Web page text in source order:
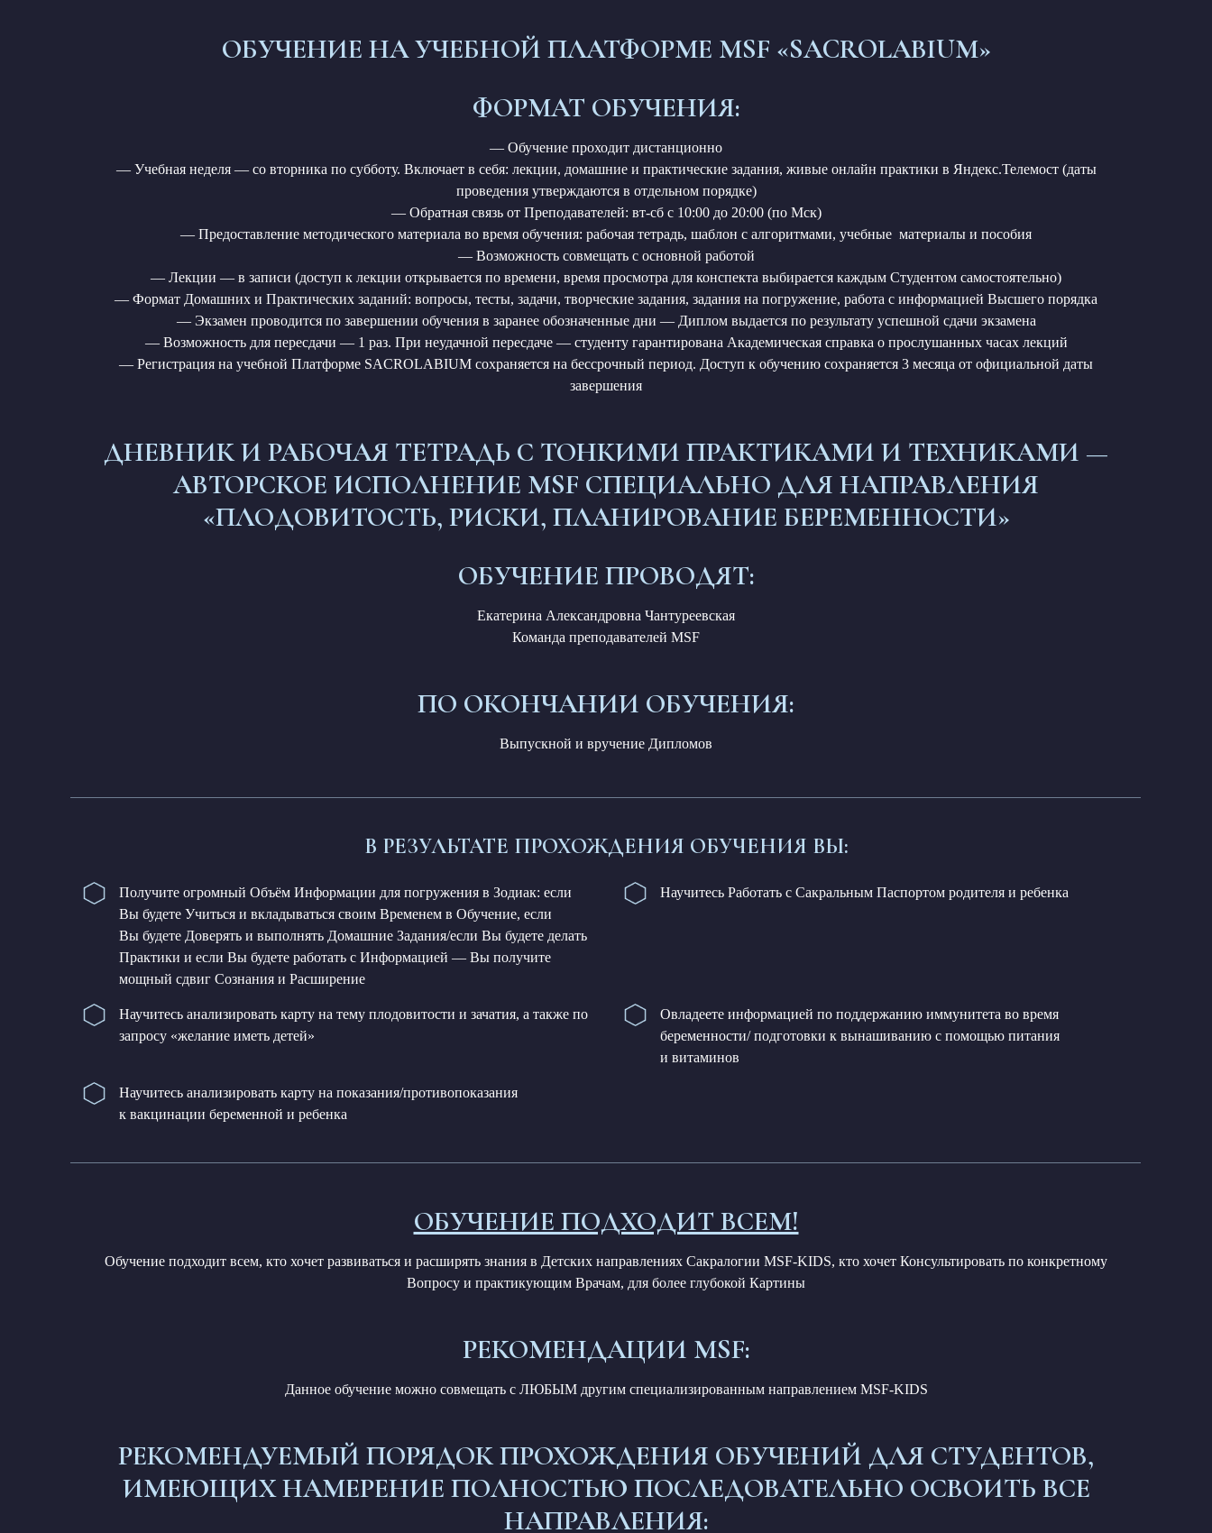
ОБУЧЕНИЕ НА УЧЕБНОЙ ПЛАТФОРМЕ MSF «SACROLABIUM»
ФОРМАТ ОБУЧЕНИЯ:
— Обучение проходит дистанционно
— Учебная неделя — со вторника по субботу. Включает в себя: лекции, домашние и практические задания, живые онлайн практики в Яндекс.Телемост (даты
проведения утверждаются в отдельном порядке)
— Обратная связь от Преподавателей: вт-сб с 10:00 до 20:00 (по Мск)
— Предоставление методического материала во время обучения: рабочая тетрадь, шаблон с алгоритмами, учебные материалы и пособия
— Возможность совмещать с основной работой
— Лекции — в записи (доступ к лекции открывается по времени, время просмотра для конспекта выбирается каждым Студентом самостоятельно)
— Формат Домашних и Практических заданий: вопросы, тесты, задачи, творческие задания, задания на погружение, работа с информацией Высшего порядка
— Экзамен проводится по завершении обучения в заранее обозначенные дни — Диплом выдается по результату успешной сдачи экзамена
— Возможность для пересдачи — 1 раз. При неудачной пересдаче — студенту гарантирована Академическая справка о прослушанных часах лекций
— Регистрация на учебной Платформе SACROLABIUM сохраняется на бессрочный период. Доступ к обучению сохраняется 3 месяца от официальной даты
завершения
ДНЕВНИК И РАБОЧАЯ ТЕТРАДЬ С ТОНКИМИ ПРАКТИКАМИ И ТЕХНИКАМИ —
АВТОРСКОЕ ИСПОЛНЕНИЕ MSF СПЕЦИАЛЬНО ДЛЯ НАПРАВЛЕНИЯ
«ПЛОДОВИТОСТЬ, РИСКИ, ПЛАНИРОВАНИЕ БЕРЕМЕННОСТИ»
ОБУЧЕНИЕ ПРОВОДЯТ:
Екатерина Александровна Чантуреевская
Команда преподавателей MSF
ПО ОКОНЧАНИИ ОБУЧЕНИЯ:
Выпускной и вручение Дипломов
В РЕЗУЛЬТАТЕ ПРОХОЖДЕНИЯ ОБУЧЕНИЯ ВЫ:
Получите огромный Объём Информации для погружения в Зодиак: если
Вы будете Учиться и вкладываться своим Временем в Обучение, если
Вы будете Доверять и выполнять Домашние Задания/если Вы будете делать
Практики и если Вы будете работать с Информацией — Вы получите
мощный сдвиг Сознания и Расширение
Научитесь Работать с Сакральным Паспортом родителя и ребенка
Научитесь анализировать карту на тему плодовитости и зачатия, а также по
запросу «желание иметь детей»
Овладеете информацией по поддержанию иммунитета во время
беременности/ подготовки к вынашиванию с помощью питания
и витаминов
Научитесь анализировать карту на показания/противопоказания
к вакцинации беременной и ребенка
ОБУЧЕНИЕ ПОДХОДИТ ВСЕМ!
Обучение подходит всем, кто хочет развиваться и расширять знания в Детских направлениях Сакралогии MSF-KIDS, кто хочет Консультировать по конкретному
Вопросу и практикующим Врачам, для более глубокой Картины
РЕКОМЕНДАЦИИ MSF:
Данное обучение можно совмещать с ЛЮБЫМ другим специализированным направлением MSF-KIDS
РЕКОМЕНДУЕМЫЙ ПОРЯДОК ПРОХОЖДЕНИЯ ОБУЧЕНИЙ ДЛЯ СТУДЕНТОВ,
ИМЕЮЩИХ НАМЕРЕНИЕ ПОЛНОСТЬЮ ПОСЛЕДОВАТЕЛЬНО ОСВОИТЬ ВСЕ
НАПРАВЛЕНИЯ: